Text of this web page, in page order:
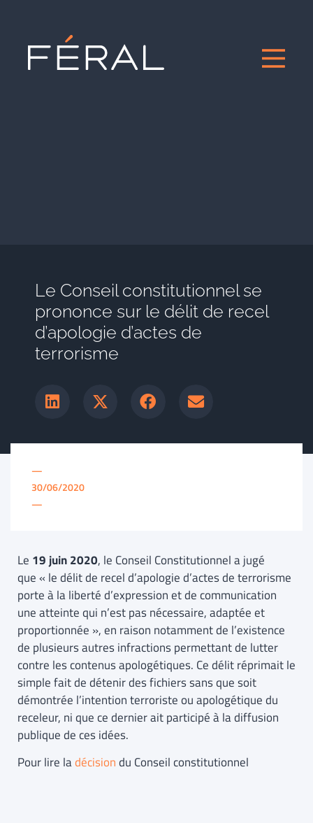
Le Conseil constitutionnel se
prononce sur le délit de recel
d’apologie d’actes de
terrorisme
—
30/06/2020
—
Le 19 juin 2020, le Conseil Constitutionnel a jugé
que « le délit de recel d’apologie d’actes de terrorisme
porte à la liberté d’expression et de communication
une atteinte qui n’est pas nécessaire, adaptée et
proportionnée », en raison notamment de l’existence
de plusieurs autres infractions permettant de lutter
contre les contenus apologétiques. Ce délit réprimait le
simple fait de détenir des fichiers sans que soit
démontrée l’intention terroriste ou apologétique du
receleur, ni que ce dernier ait participé à la diffusion
publique de ces idées.
Pour lire ladécisiondu Conseil constitutionnel